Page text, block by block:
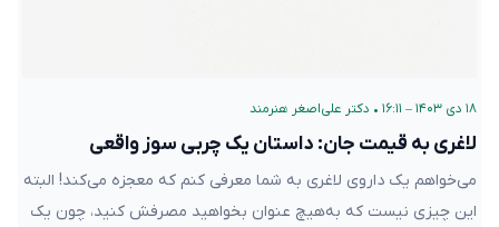
۱۸ دی ۱۴۰۳ – ۱۶:۱۱ • دکتر علی‌اصغر هنرمند
لاغری به قیمت جان: داستان یک چربی‌ سوز واقعی
می‌خواهم یک داروی لاغری به شما معرفی کنم که معجزه می‌کند! البته
این چیزی نیست که به‌هیچ عنوان بخواهید مصرفش کنید، چون یک